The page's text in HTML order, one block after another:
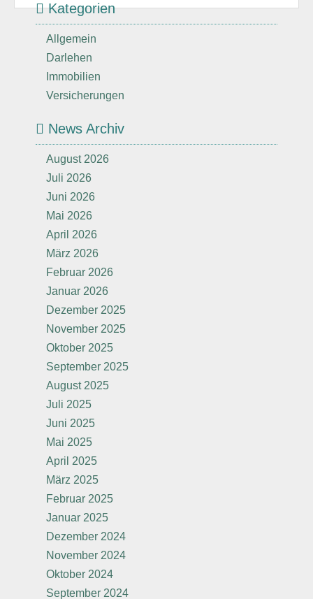
Kategorien
Allgemein
Darlehen
Immobilien
Versicherungen
News Archiv
August 2026
Juli 2026
Juni 2026
Mai 2026
April 2026
März 2026
Februar 2026
Januar 2026
Dezember 2025
November 2025
Oktober 2025
September 2025
August 2025
Juli 2025
Juni 2025
Mai 2025
April 2025
März 2025
Februar 2025
Januar 2025
Dezember 2024
November 2024
Oktober 2024
September 2024